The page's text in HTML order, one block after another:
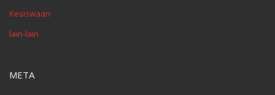
Kesiswaan
lain-lain
META